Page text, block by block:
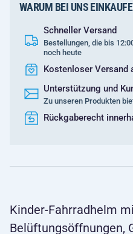
WARUM BEI UNS
Schneller Versand
Bestellungen, die bis
noch heute
Kostenloser Versand
Unterstützung und
Zu unseren Produkten
Rückgaberecht
Kinder-Fahrradhelm
Belüftungsöffnungen,